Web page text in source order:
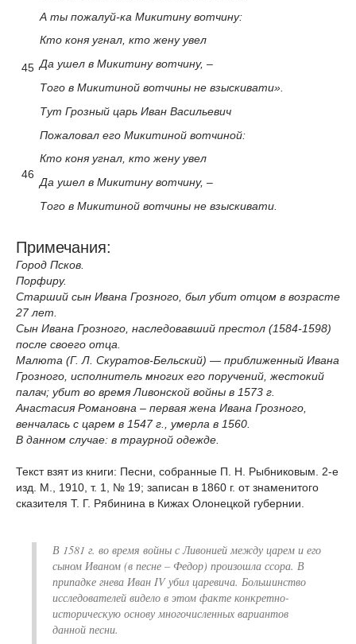
45
А ты пожалуй-ка Микитину вотчину:
Кто коня угнал, кто жену увел
Да ушел в Микитину вотчину, –
Того в Микитиной вотчины не взыскивати».
Тут Грозный царь Иван Васильевич
46
Пожаловал его Микитиной вотчиной:
Кто коня угнал, кто жену увел
Да ушел в Микитину вотчину, –
Того в Микитиной вотчины не взыскивати.
Примечания:
Город Псков.
Порфиру.
Старший сын Ивана Грозного, был убит отцом в возрасте
27 лет.
Сын Ивана Грозного, наследовавший престол (1584-1598)
после своего отца.
Малюта (Г. Л. Скуратов-Бельский) — приближенный Ивана
Грозного, исполнитель многих его поручений, жестокий
палач; убит во время Ливонской войны в 1573 г.
Анастасия Романовна – первая жена Ивана Грозного,
венчалась с царем в 1547 г., умерла в 1560.
В данном случае: в траурной одежде.
Текст взят из книги: Песни, собранные П. Н. Рыбниковым. 2-е
изд. М., 1910, т. 1, № 19; записан в 1860 г. от знаменитого
сказителя Т. Г. Рябинина в Кижах Олонецкой губернии.
В 1581 г. во время войны с Ливонией между царем и его
сыном Иваном (в песне – Федор) произошла ссора. В
припадке гнева Иван IV убил царевича. Большинство
исследователей видело в этом факте конкретно-
историческую основу многочисленных вариантов
данной песни.